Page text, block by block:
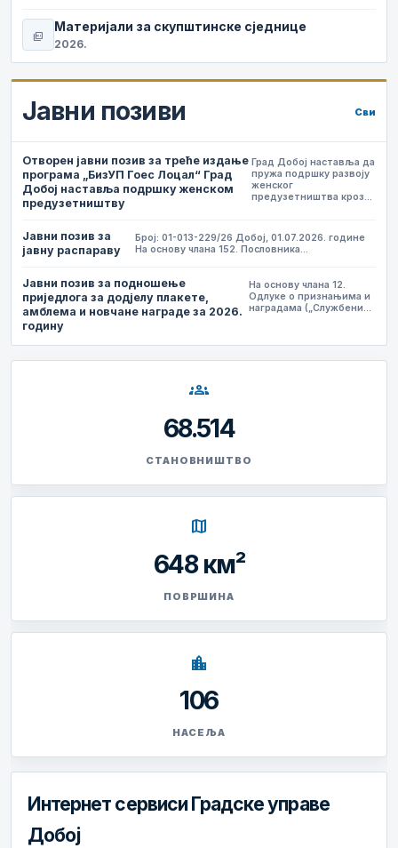
picture_as_pdf
Материјали за скупштинске сједнице
2026.
Јавни позиви Сви
Отворен јавни позив за треће издање
програма „БизУП Гоес Лоцал“ Град
Добој наставља подршку женском
предузетништву
Град Добој наставља да
пружа подршку развоју
женског
предузетништва кроз…
Јавни позив за
јавну распараву
Број: 01-013-229/26 Добој, 01.07.2026. године
На основу члана 152. Пословника…
Јавни позив за подношење
приједлога за додјелу плакете,
амблема и новчане награде за 2026.
годину
На основу члана 12.
Одлуке о признањима и
наградама („Службени…
groups
68.514
СТАНОВНИШТВО
map
648 км²
ПОВРШИНА
location_city
106
НАСЕЉА
Интернет сервиси Градске управе
Добој